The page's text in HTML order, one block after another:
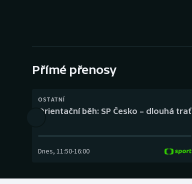
Přímé přenosy
OSTATNÍ
Orientační běh: SP Česko – dlouhá trať
Dnes, 11:50-16:00